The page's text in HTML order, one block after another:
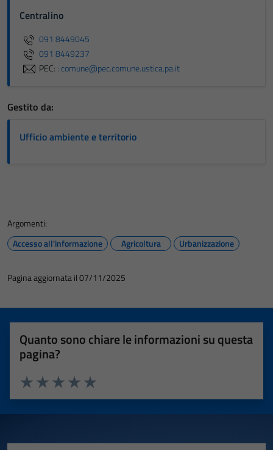
Centralino
091 8449045
091 8449237
PEC: : comune@pec.comune.ustica.pa.it
Gestito da:
Ufficio ambiente e territorio
Argomenti:
Accesso all'informazione
Agricoltura Urbanizzazione
Pagina aggiornata il 07/11/2025
Quanto sono chiare le informazioni su questa
pagina?
Valuta 5 stelle su 5
Valuta 4 stelle su 5
Valuta 3 stelle su 5
Valuta 2 stelle su 5
Valuta 1 stelle su 5